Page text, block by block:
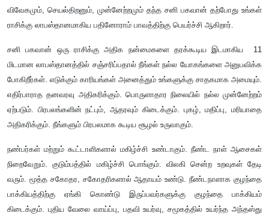
விவேகமும், செயல்திறனும், முன்னேற்றமும் தந்த சனி பகவான் தற்போது உங்கள்
ராசிக்கு லாபஸ்தானமாகிய பதினோராம் பாவத்திற்கு பெயர்ச்சி ஆகிறார்.
சனி பகவான் ஒரு ராசிக்கு அதிக நன்மைகளை தரக்கூடிய இடமாகிய 11
மிடமான லாபஸ்தானத்தில் சஞ்சரிப்பதால் நீங்கள் நல்ல யோகங்களை அனுபவிக்க
போகிறீர்கள். எடுக்கும் காரியங்கள் அனைத்தும் உங்களுக்கு சாதகமாக அமையும்.
எதிர்பாராத தனவரவு அதிகரிக்கும். பொருளாதார நிலையில் நல்ல முன்னேற்றம்
ஏற்படும். பிரபலங்களின் நட்பும், ஆதரவும் கிடைக்கும். புகழ், மதிப்பு, மரியாதை
அதிகரிக்கும். நீங்களும் பிரபலமாக கூடிய சூழல் உருவாகும்.
நண்பர்கள் மற்றும் கூட்டாளிகளால் மகிழ்ச்சி உண்டாகும். நீண்ட நாள் ஆசைகள்
நிறைவேறும். குடும்பத்தில் மகிழ்ச்சி பொங்கும். விலகி சென்ற உறவுகள் தேடி
வரும். மூத்த சகோதர, சகோதரிகளால் ஆதாயம் உண்டு. நீண்டநாளாக குழந்தை
பாக்கியத்திற்கு ஏங்கி கொண்டு இருப்பவர்களுக்கு குழந்தை பாக்கியம்
கிடைக்கும். புதிய வேலை வாய்ப்பு, பதவி உயர்வு, சமூகத்தில் உயர்ந்த அந்தஸ்து